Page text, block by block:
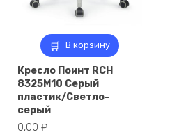
В корзину
Кресло Поинт RCH
8325M10 Серый
пластик/Светло-
серый
0,00 ₽